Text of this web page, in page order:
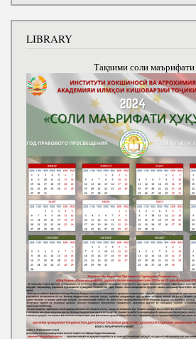
LIBRARY
Тақвими соли